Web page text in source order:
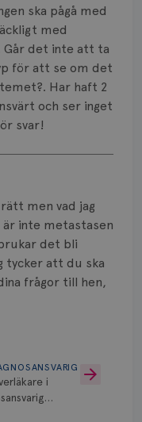
ska pågå med
med
Går det inte att ta
för att se om det
Har haft 2
och ser inget
svar!
men vad jag
inte metastasen
det bli
tycker att du ska
frågor till hen,
i